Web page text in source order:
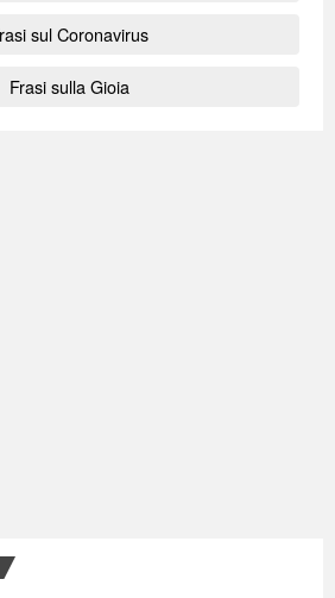
sul Coronavirus
Frasi sulla Gioia